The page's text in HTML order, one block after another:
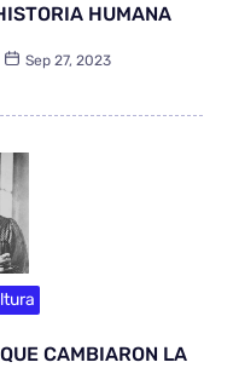
HUMANA
Sep 27, 2023
CAMBIARON LA